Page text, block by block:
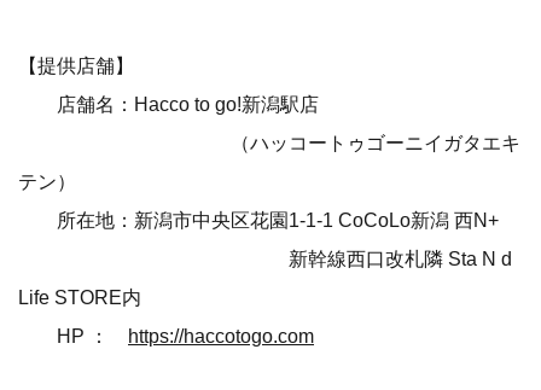
【提供店舗】
店舗名：Hacco to go!新潟駅店
（ハッコートゥゴーニイガタエキ
テン）
所在地：新潟市中央区花園1-1-1 CoCoLo新潟 西N+
新幹線西口改札隣 Sta N d
Life STORE内
HP ： https://haccotogo.com